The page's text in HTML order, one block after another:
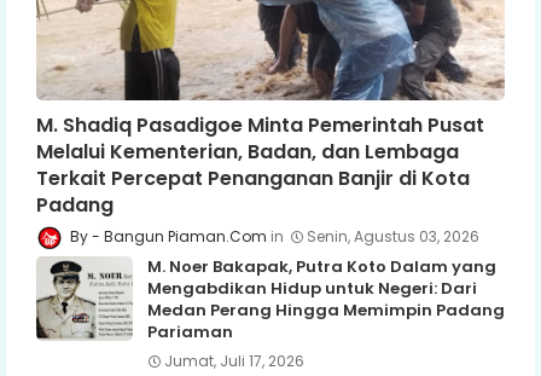
M. Shadiq Pasadigoe Minta Pemerintah Pusat
Melalui Kementerian, Badan, dan Lembaga
Terkait Percepat Penanganan Banjir di Kota
Padang
Bangun Piaman.Com Senin, Agustus 03, 2026
M. Noer Bakapak, Putra Koto Dalam yang
Mengabdikan Hidup untuk Negeri: Dari
Medan Perang Hingga Memimpin Padang
Pariaman
Jumat, Juli 17, 2026